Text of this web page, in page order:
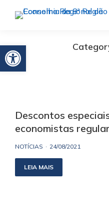
Barra de Ferramentas Aberta
Descontos
economistas
NOTÍCIAS 24/08/2021
LEIA MAIS